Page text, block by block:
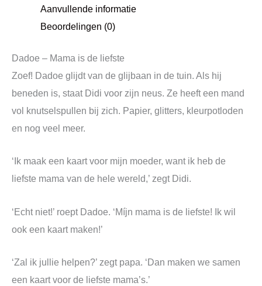
Aanvullende informatie
Beoordelingen (0)
Dadoe – Mama is de liefste
Zoef! Dadoe glijdt van de glijbaan in de tuin. Als hij
beneden is, staat Didi voor zijn neus. Ze heeft een mand
vol knutselspullen bij zich. Papier, glitters, kleurpotloden
en nog veel meer.
‘Ik maak een kaart voor mijn moeder, want ik heb de
liefste mama van de hele wereld,’ zegt Didi.
‘Echt niet!’ roept Dadoe. ‘Míjn mama is de liefste! Ik wil
ook een kaart maken!’
‘Zal ik jullie helpen?’ zegt papa. ‘Dan maken we samen
een kaart voor de liefste mama’s.’